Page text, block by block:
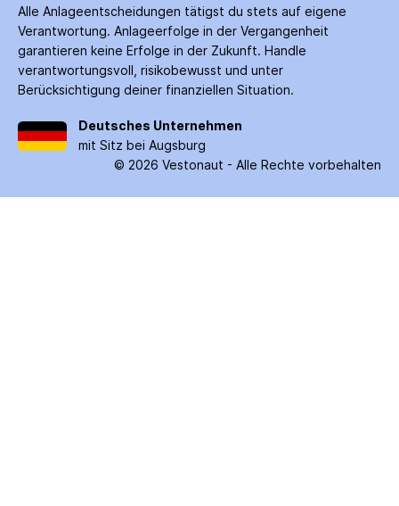
Alle Anlage­entscheidungen tätigst du stets auf eigene
Verantwortung. Anlage­erfolge in der Ver­gangenheit
garantieren keine Erfolge in der Zukunft. Handle
verantwortungsvoll, risiko­bewusst und unter
Berücksichtigung deiner finanziellen Situation.
Deutsches Unternehmen
mit Sitz bei Augsburg
© 2026 Vestonaut - Alle Rechte vorbehalten